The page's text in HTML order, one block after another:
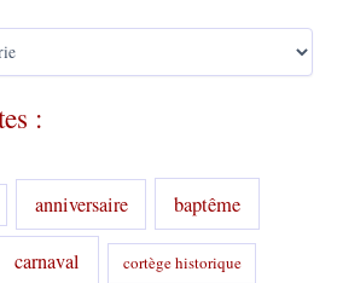
:
anniversaire baptême
carnaval cortège historique